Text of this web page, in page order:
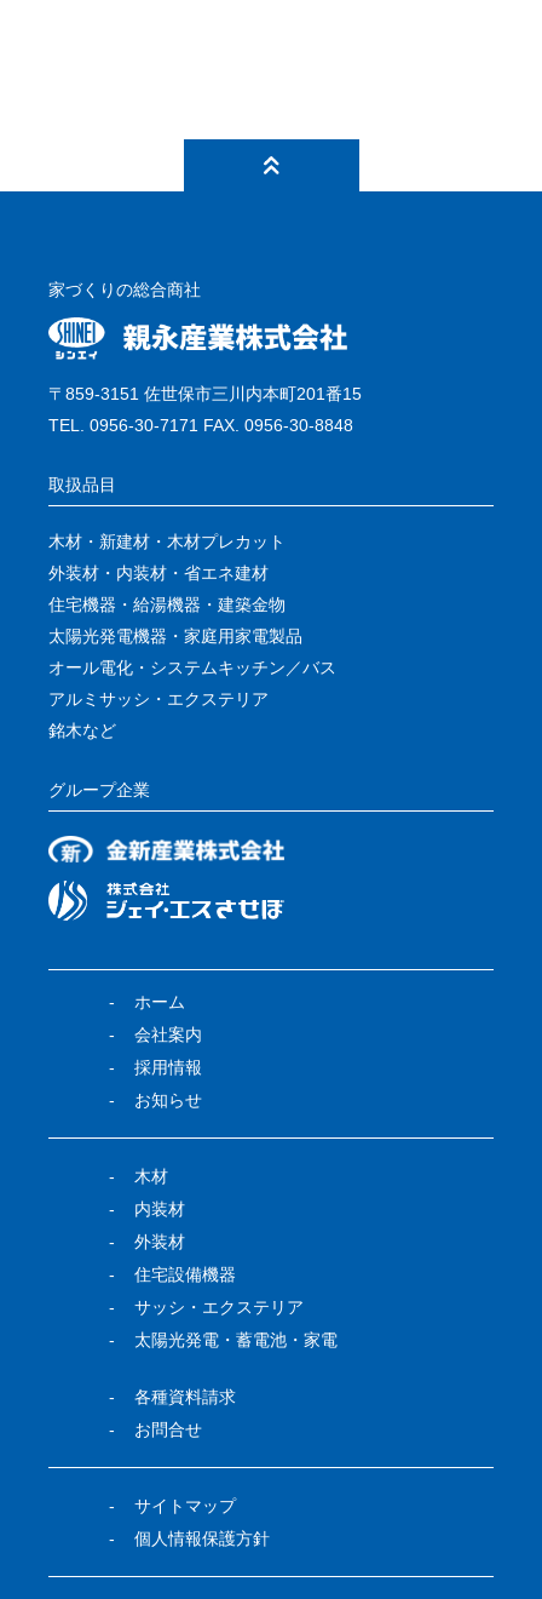
家づくりの総合商社
〒859-3151 佐世保市三川内本町201番15
TEL. 0956-30-7171 FAX. 0956-30-8848
取扱品目
木材・新建材・木材プレカット
外装材・内装材・省エネ建材
住宅機器・給湯機器・建築金物
太陽光発電機器・家庭用家電製品
オール電化・システムキッチン／バス
アルミサッシ・エクステリア
銘木など
グループ企業
ホーム
会社案内
採用情報
お知らせ
木材
内装材
外装材
住宅設備機器
サッシ・エクステリア
太陽光発電・蓄電池・家電
各種資料請求
お問合せ
サイトマップ
個人情報保護方針